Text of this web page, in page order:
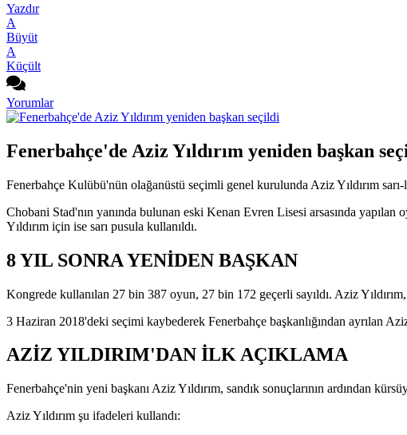
Yazdır
A
Büyüt
A
Küçült
Yorumlar
Fenerbahçe'de Aziz Yıldırım yeniden başkan
Fenerbahçe Kulübü'nün olağanüstü seçimli genel kurulunda Aziz Yıldırım
Chobani Stad'nın yanında bulunan eski Kenan Evren Lisesi arsasında
Yıldırım için ise sarı pusula kullanıldı.
8 YIL SONRA YENİDEN BAŞKAN
Kongrede kullanılan 27 bin 387 oyun, 27 bin 172 geçerli sayıldı. Aziz
3 Haziran 2018'deki seçimi kaybederek Fenerbahçe başkanlığından ayrılan
AZİZ YILDIRIM'DAN İLK AÇIKLAMA
Fenerbahçe'nin yeni başkanı Aziz Yıldırım, sandık sonuçlarının ardından
Aziz Yıldırım şu ifadeleri kullandı: